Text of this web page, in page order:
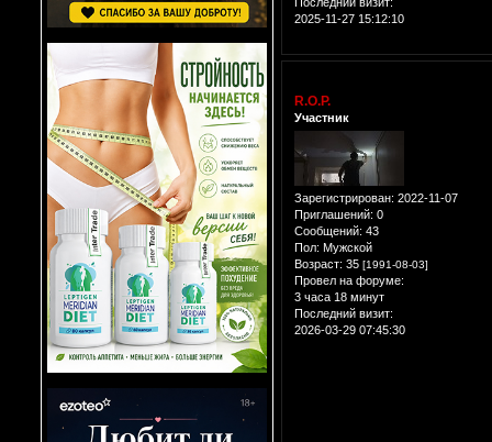
2025-11-27 15:12:10
R.O.P.
Участник
Зарегистрирован: 2022-11-07
Приглашений: 0
Сообщений: 43
Пол: Мужской
Возраст: 35 [1991-08-03]
Провел на форуме:
3 часа 18 минут
Последний визит:
2026-03-29 07:45:30